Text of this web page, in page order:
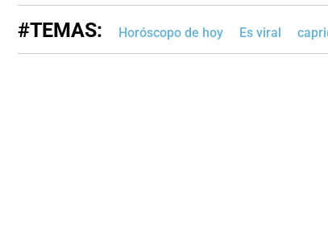
#TEMAS: Horóscopo de hoy Es viral